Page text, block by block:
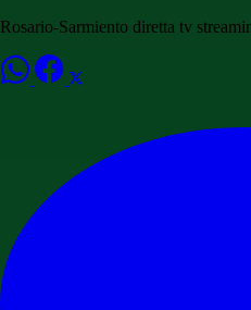
Rosario-Sarmiento diretta tv